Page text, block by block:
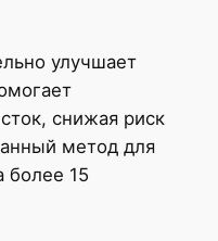
улучшает
снижая риск
метод для
более 15